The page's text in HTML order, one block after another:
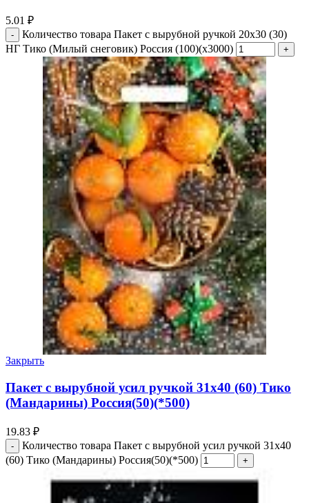
5.01 ₽
Количество товара Пакет с вырубной ручкой 20х30 (30)
НГ Тико (Милый снеговик) Россия (100)(х3000)
Закрыть
Пакет с вырубной усил ручкой 31х40 (60) Тико
(Мандарины) Россия(50)(*500)
19.83 ₽
Количество товара Пакет с вырубной усил ручкой 31х40
(60) Тико (Мандарины) Россия(50)(*500)